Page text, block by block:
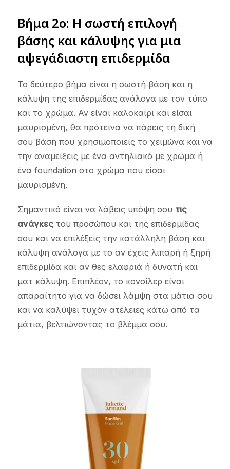
Βήμα 2ο: Η σωστή επιλογή
βάσης και κάλυψης για μια
αψεγάδιαστη επιδερμίδα
Το δεύτερο βήμα είναι η σωστή βάση και η
κάλυψη της επιδερμίδας ανάλογα με τον τύπο
και το χρώμα. Αν είναι καλοκαίρι και είσαι
μαυρισμένη, θα πρότεινα να πάρεις τη δική
σου βάση που χρησιμοποιείς το χειμώνα και να
την αναμείξεις με ένα αντηλιακό με χρώμα ή
ένα foundation στο χρώμα που είσαι
μαυρισμένη.
Σημαντικό είναι να λάβεις υπόψη σου τις
ανάγκεςτου προσώπου και της επιδερμίδας
σου και να επιλέξεις την κατάλληλη βάση και
κάλυψη ανάλογα με το αν έχεις λιπαρή ή ξηρή
επιδερμίδα και αν θες ελαφριά ή δυνατή και
ματ κάλυψη. Επιπλέον, το κονσίλερ είναι
απαραίτητο για να δώσει λάμψη στα μάτια σου
και να καλύψει τυχόν ατέλειες κάτω από τα
μάτια, βελτιώνοντας το βλέμμα σου.